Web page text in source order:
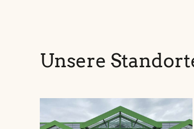
AGRAVIS
Borgholz
Unsere